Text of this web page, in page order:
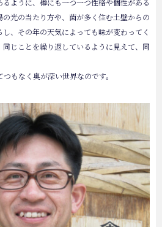
ように、樽にも一つ一つ性格や個性がある
光の当たり方や、菌が多く住む土壁からの
、その年の天気によっても味が変わってく
じことを繰り返しているように見えて、同
もなく奥が深い世界なのです。